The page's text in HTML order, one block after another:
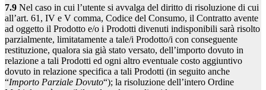
7.9 Nel caso in cui l’utente si avvalga del diritto di risoluzione di cui
all’art. 61, IV e V comma, Codice del Consumo, il Contratto avente
ad oggetto il Prodotto e/o i Prodotti divenuti indisponibili sarà risolto
parzialmente, limitatamente a tale/i Prodotto/i con conseguente
restituzione, qualora sia già stato versato, dell’importo dovuto in
relazione a tali Prodotti ed ogni altro eventuale costo aggiuntivo
dovuto in relazione specifica a tali Prodotti (in seguito anche
“Importo Parziale Dovuto“); la risoluzione dell’intero Ordine